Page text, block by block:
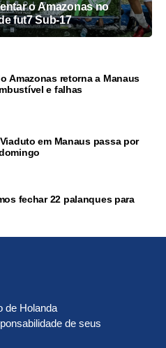
o Amazonas no
fut7 Sub-17
Amazonas retorna a Manaus
e falhas
em Manaus passa por
fechar 22 palanques para
de Holanda
de seus